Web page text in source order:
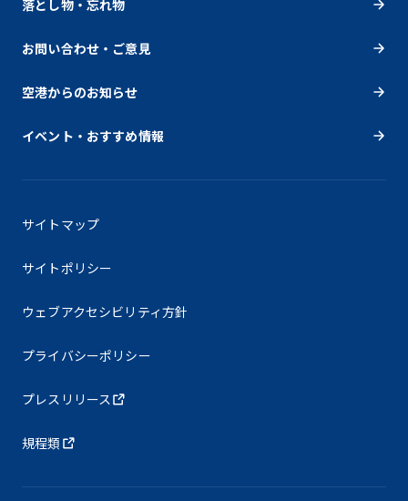
落とし物・忘れ物
お問い合わせ・ご意見
空港からのお知らせ
イベント・おすすめ情報
サイトマップ
サイトポリシー
ウェブアクセシビリティ方針
プライバシーポリシー
プレスリリース
規程類